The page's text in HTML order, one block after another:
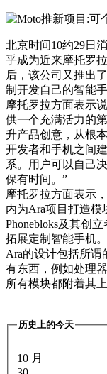
北京时间10约29日
乎成为近来摩托罗
后，该公司又推出
制开发自己的智能手
摩托罗拉方面表示
供一个充满活力的
升产品创意，从根
开发者和手机之间
系。用户可以自己
保有时间。”
摩托罗拉方面表示
内为Ara项目打造模
Phonebloks及其创
拓展定制智能手机。
Ara的设计包括所谓
有东西，例如处理
所有模块都附着其
历史上的今天
10 月